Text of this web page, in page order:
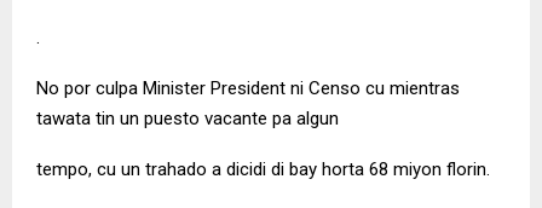
.
No por culpa Minister President ni Censo cu mientras
tawata tin un puesto vacante pa algun
tempo, cu un trahado a dicidi di bay horta 68 miyon florin.